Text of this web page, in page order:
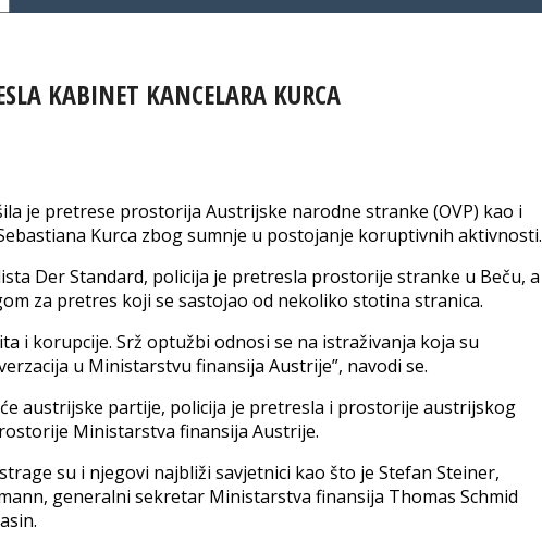
KABINET KANCELARA KURCA
je pretrese prostorija Austrijske narodne stranke (OVP) kao i
Kurca zbog sumnje u postojanje koruptivnih aktivnosti.
Der Standard, policija je pretresla prostorije stranke u Beču, a
za pretres koji se sastojao od nekoliko stotina stranica.
i korupcije. Srž optužbi odnosi se na istraživanja koja su
u Ministarstvu finansija Austrije”, navodi se.
austrijske partije, policija je pretresla i prostorije austrijskog
Ministarstva finansija Austrije.
su i njegovi najbliži savjetnici kao što je Stefan Steiner,
generalni sekretar Ministarstva finansija Thomas Schmid